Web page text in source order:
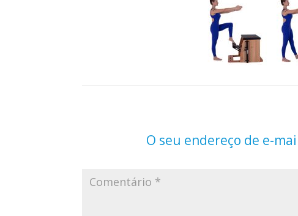
O seu endereço de e-